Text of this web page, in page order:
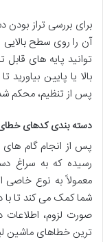
برای بررسی تراز بودن
آن را روی سطح بالایی
توانید پایه های
بالا یا پایین
پس از تنظیم، محکم
دسته بندی کدهای
پس از انجام گام های
رسیده که به سراغ
معمولاً به نوع خاصی
شما کمک می کند تا
صورت لزوم، اطلاعات
ترین خطاهای ماشین